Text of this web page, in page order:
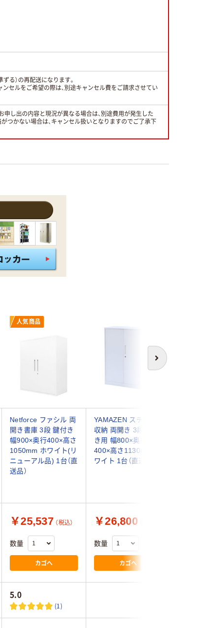
る）の再配送になります。
セルをご希望の際は、別途キャンセル費をご請求させてい
し出の内容と現況が異なる場合は、別途費用が発生した
つかない場合は、キャンセル扱いとなりますのでご了承下
次へ
人気商品
Netforce ファシル 両
開き書庫 3段 鍵付き
幅900×奥行400×高さ
1050mm ホワイト(リ
ニューアル品) 1台（直
送品）
YAMAZEN スチール
収納 両開き 3段 下置
き用 幅800×奥行
400×高さ1130mm ホ
ワイト 1台（直送品）
￥25,537 （税込）
数量
カゴへ
￥26,800
数量
カゴへ
5.0
(1)